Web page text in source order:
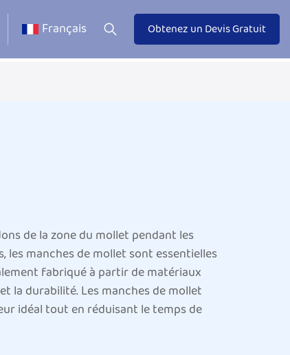
Français Obtenez un Devis Gratuit
de la zone du mollet pendant les
les manches de mollet sont essentielles
fabriqué à partir de matériaux
la durabilité. Les manches de mollet
idéal tout en réduisant le temps de